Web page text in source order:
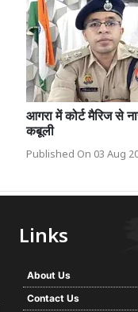
आगरा में कोर्ट मैरिज से
कबूली
Published On 03 Aug
Links
About Us
Contact Us